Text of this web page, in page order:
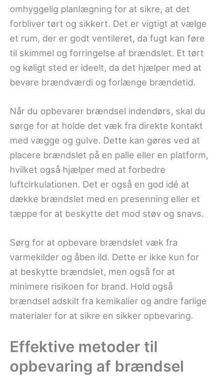
omhyggelig planlægning for at sikre, at det
forbliver tørt og sikkert. Det er vigtigt at vælge
et rum, der er godt ventileret, da fugt kan føre
til skimmel og forringelse af brændslet. Et tørt
og køligt sted er ideelt, da det hjælper med at
bevare brændværdi og forlænge brændetid.
Når du opbevarer brændsel indendørs, skal du
sørge for at holde det væk fra direkte kontakt
med vægge og gulve. Dette kan gøres ved at
placere brændslet på en palle eller en platform,
hvilket også hjælper med at forbedre
luftcirkulationen. Det er også en god idé at
dække brændslet med en presenning eller et
tæppe for at beskytte det mod støv og snavs.
Sørg for at opbevare brændslet væk fra
varmekilder og åben ild. Dette er ikke kun for
at beskytte brændslet, men også for at
minimere risikoen for brand. Hold også
brændsel adskilt fra kemikalier og andre farlige
materialer for at sikre en sikker opbevaring.
Effektive metoder til
opbevaring af brændsel